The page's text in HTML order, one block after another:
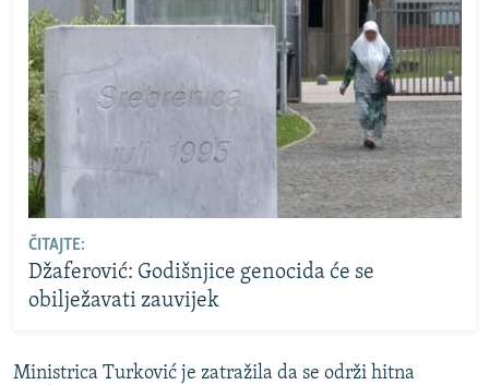
ČITAJTE:
Džaferović: Godišnjice genocida će se
obilježavati zauvijek
Ministrica Turković je zatražila da se održi hitna